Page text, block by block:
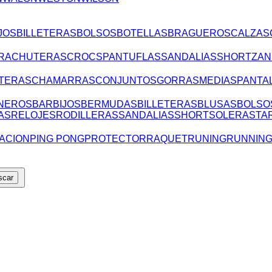
BILLETERASBOLSOSBOTELLASBRAGUEROSCALZAS
CHUTERASCROCSPANTUFLASSANDALIASSHORT
CHAMARRASCONJUNTOSGORRASMEDIAS
BARBIJOSBERMUDASBILLETERASBLUSAS
RELOJESRODILLERASSANDALIASSHORTSOLERAS
PING PONGPROTECTORRAQUETRUNINGRUNNING